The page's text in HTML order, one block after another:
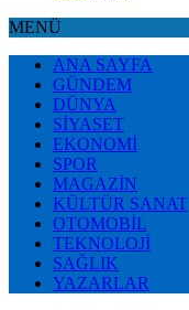
MENÜ
ANA SAYFA
GÜNDEM
DÜNYA
SİYASET
EKONOMİ
SPOR
MAGAZİN
KÜLTÜR SANAT
OTOMOBİL
TEKNOLOJİ
SAĞLIK
YAZARLAR